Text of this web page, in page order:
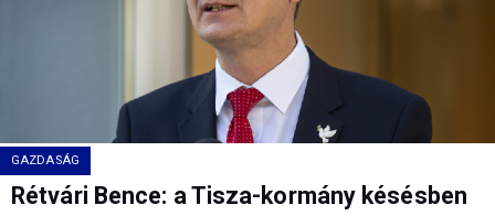
GAZDASÁG
Rétvári Bence: a Tisza-kormány késésben